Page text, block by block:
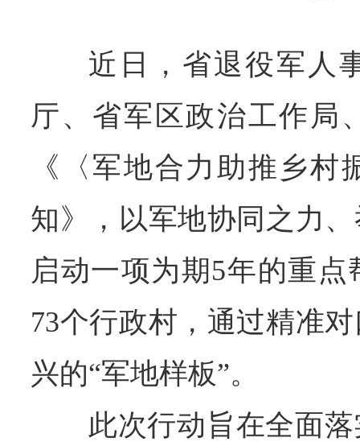
近日，省退役军人
厅、省军区政治工作局
《〈军地合力助推乡
知》，以军地协同之力
启动一项为期5年的重
73个行政村，通过精准
兴的“军地样板”。
此次行动旨在全面